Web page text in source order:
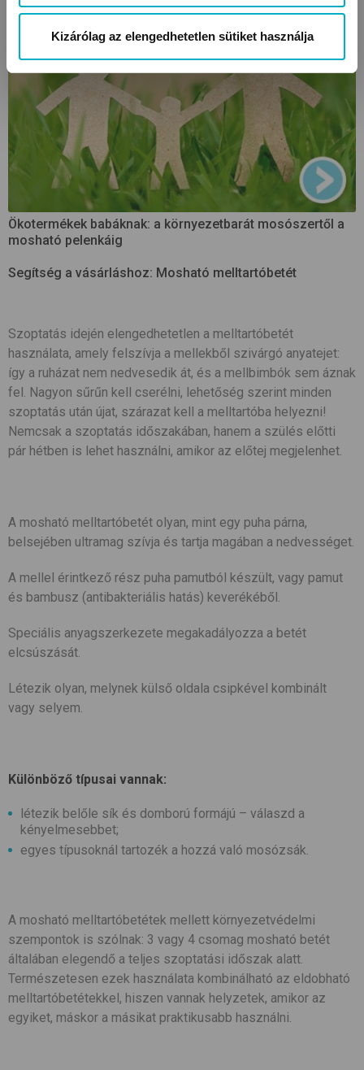
Kizárólag az elengedhetetlen sütiket használja
Ökotermékek babáknak: a környezetbarát mosószertől a
mosható pelenkáig
Segítség a vásárláshoz: Mosható melltartóbetét
Szoptatás idején elengedhetetlen a melltartóbetét
használata, amely felszívja a mellekből szivárgó anyatejet:
így a ruházat nem nedvesedik át, és a mellbimbók sem áznak
fel. Nagyon sűrűn kell cserélni, lehetőség szerint minden
szoptatás után újat, szárazat kell a melltartóba helyezni!
Nemcsak a szoptatás időszakában, hanem a szülés előtti
pár hétben is lehet használni, amikor az előtej megjelenhet.
A mosható melltartóbetét olyan, mint egy puha párna,
belsejében ultramag szívja és tartja magában a nedvességet.
A mellel érintkező rész puha pamutból készült, vagy pamut
és bambusz (antibakteriális hatás) keverékéből.
Speciális anyagszerkezete megakadályozza a betét
elcsúszását.
Létezik olyan, melynek külső oldala csipkével kombinált
vagy selyem.
Különböző típusai vannak:
létezik belőle sík és domború formájú – válaszd a
kényelmesebbet;
egyes típusoknál tartozék a hozzá való mosózsák.
A mosható melltartóbetétek mellett környezetvédelmi
szempontok is szólnak: 3 vagy 4 csomag mosható betét
általában elegendő a teljes szoptatási időszak alatt.
Természetesen ezek használata kombinálható az eldobható
melltartóbetétekkel, hiszen vannak helyzetek, amikor az
egyiket, máskor a másikat praktikusabb használni.